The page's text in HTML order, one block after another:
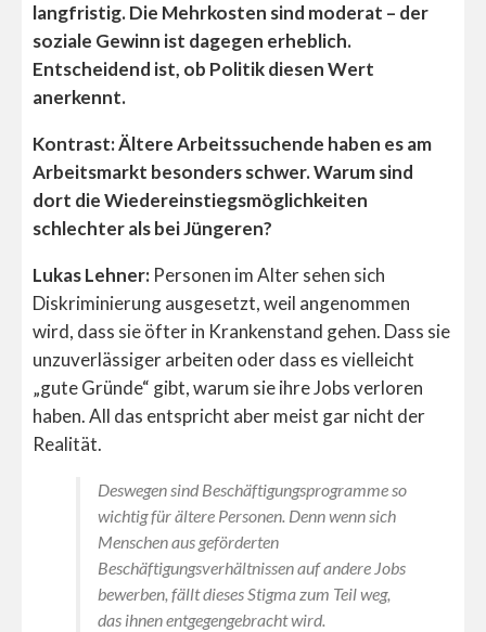
langfristig. Die Mehrkosten sind moderat – der
soziale Gewinn ist dagegen erheblich.
Entscheidend ist, ob Politik diesen Wert
anerkennt.
Kontrast: Ältere Arbeitssuchende haben es am
Arbeitsmarkt besonders schwer. Warum sind
dort die Wiedereinstiegsmöglichkeiten
schlechter als bei Jüngeren?
Lukas Lehner: Personen im Alter sehen sich
Diskriminierung ausgesetzt, weil angenommen
wird, dass sie öfter in Krankenstand gehen. Dass sie
unzuverlässiger arbeiten oder dass es vielleicht
„gute Gründe“ gibt, warum sie ihre Jobs verloren
haben. All das entspricht aber meist gar nicht der
Realität.
Deswegen sind Beschäftigungsprogramme so
wichtig für ältere Personen. Denn wenn sich
Menschen aus geförderten
Beschäftigungsverhältnissen auf andere Jobs
bewerben, fällt dieses Stigma zum Teil weg,
das ihnen entgegengebracht wird.